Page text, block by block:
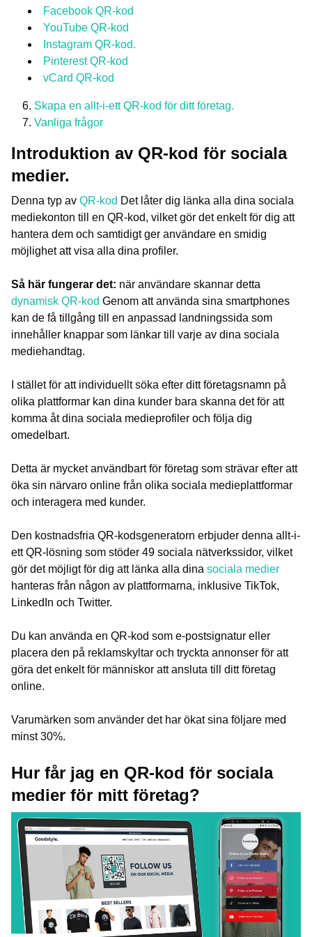
Facebook QR-kod
YouTube QR-kod
Instagram QR-kod.
Pinterest QR-kod
vCard QR-kod
Skapa en allt-i-ett QR-kod för ditt företag.
Vanliga frågor
Introduktion av QR-kod för sociala
medier.
Denna typ av QR-kod Det låter dig länka alla dina sociala
mediekonton till en QR-kod, vilket gör det enkelt för dig att
hantera dem och samtidigt ger användare en smidig
möjlighet att visa alla dina profiler.
Så här fungerar det: när användare skannar detta
dynamisk QR-kod Genom att använda sina smartphones
kan de få tillgång till en anpassad landningssida som
innehåller knappar som länkar till varje av dina sociala
mediehandtag.
I stället för att individuellt söka efter ditt företagsnamn på
olika plattformar kan dina kunder bara skanna det för att
komma åt dina sociala medieprofiler och följa dig
omedelbart.
Detta är mycket användbart för företag som strävar efter att
öka sin närvaro online från olika sociala medieplattformar
och interagera med kunder.
Den kostnadsfria QR-kodsgeneratorn erbjuder denna allt-i-
ett QR-lösning som stöder 49 sociala nätverkssidor, vilket
gör det möjligt för dig att länka alla dina sociala medier
hanteras från någon av plattformarna, inklusive TikTok,
LinkedIn och Twitter.
Du kan använda en QR-kod som e-postsignatur eller
placera den på reklamskyltar och tryckta annonser för att
göra det enkelt för människor att ansluta till ditt företag
online.
Varumärken som använder det har ökat sina följare med
minst 30%.
Hur får jag en QR-kod för sociala
medier för mitt företag?